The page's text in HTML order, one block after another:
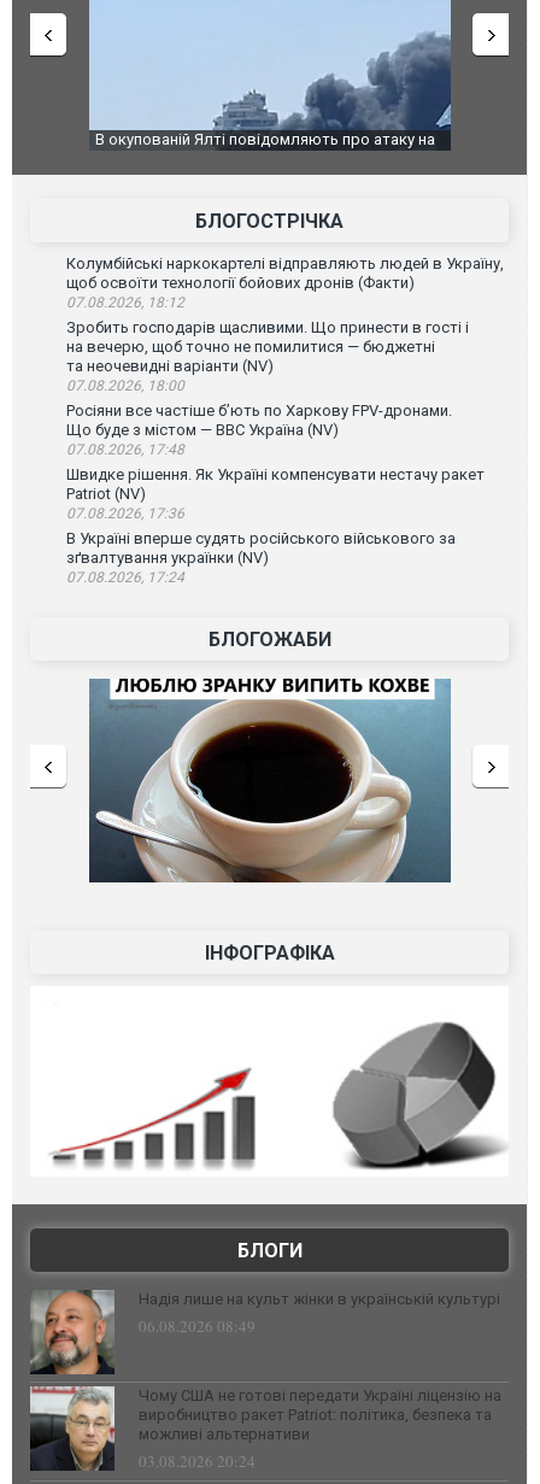
повідомляють про атаку на
За 2000 кілометрів від кордону з
Єкатеринбурзі після атаки дронів
склад Wildberries. ФОТО. ВІДЕО
БЛОГОСТРІЧКА
Колумбійські наркокартелі відправляють людей в Україну,
щоб освоїти технології бойових дронів (Факти)
07.08.2026, 18:12
Зробить господарів щасливими. Що принести в гості і
на вечерю, щоб точно не помилитися — бюджетні
та неочевидні варіанти (NV)
07.08.2026, 18:00
Росіяни все частіше бʼють по Харкову FPV-дронами.
Що буде з містом — ВВС Україна (NV)
07.08.2026, 17:48
Швидке рішення. Як Україні компенсувати нестачу ракет
Patriot (NV)
07.08.2026, 17:36
В Україні вперше судять російського військового за
зґвалтування українки (NV)
07.08.2026, 17:24
БЛОГОЖАБИ
ІНФОГРАФІКА
БЛОГИ
Надія лише на культ жінки в українській культурі
06.08.2026 08:49
Чому США не готові передати Україні ліцензію на
виробництво ракет Patriot: політика, безпека та
можливі альтернативи
03.08.2026 20:24